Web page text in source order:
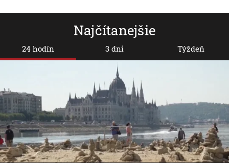
Najčítanejšie
24 hodín 3 dni Týždeň